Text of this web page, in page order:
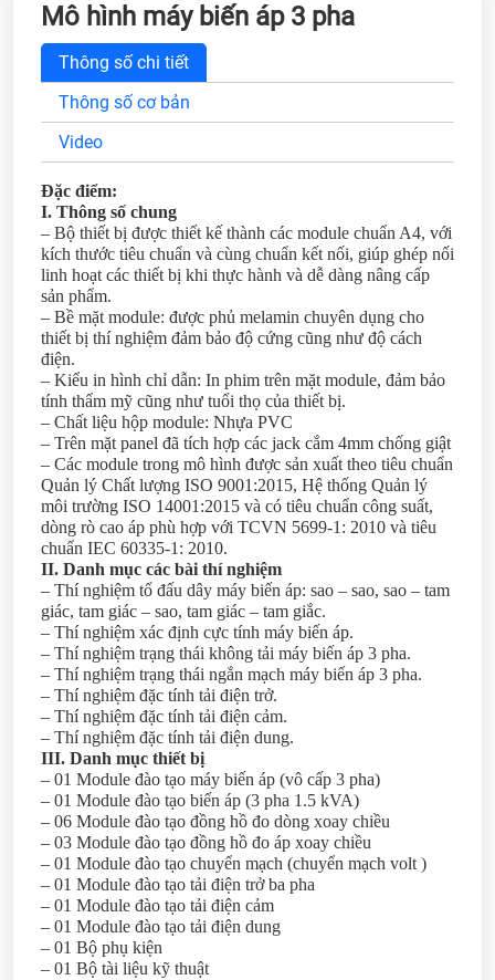
Mô hình máy biến áp 3 pha
Thông số chi tiết
Thông số cơ bản
Video
Đặc điểm:
I. Thông số chung
– Bộ thiết bị được thiết kế thành các module chuẩn A4, với
kích thước tiêu chuẩn và cùng chuẩn kết nối, giúp ghép nối
linh hoạt các thiết bị khi thực hành và dễ dàng nâng cấp
sản phẩm.
– Bề mặt module: được phủ melamin chuyên dụng cho
thiết bị thí nghiệm đảm bảo độ cứng cũng như độ cách
điện.
– Kiểu in hình chỉ dẫn: In phim trên mặt module, đảm bảo
tính thẩm mỹ cũng như tuổi thọ của thiết bị.
– Chất liệu hộp module: Nhựa PVC
– Trên mặt panel đã tích hợp các jack cắm 4mm chống giật
– Các module trong mô hình được sản xuất theo tiêu chuẩn
Quản lý Chất lượng ISO 9001:2015, Hệ thống Quản lý
môi trường ISO 14001:2015 và có tiêu chuẩn công suất,
dòng rò cao áp phù hợp với TCVN 5699-1: 2010 và tiêu
chuẩn IEC 60335-1: 2010.
II. Danh mục các bài thí nghiệm
– Thí nghiệm tổ đấu dây máy biến áp: sao – sao, sao – tam
giác, tam giác – sao, tam giác – tam giắc.
– Thí nghiệm xác định cực tính máy biến áp.
– Thí nghiệm trạng thái không tải máy biến áp 3 pha.
– Thí nghiệm trạng thái ngắn mạch máy biến áp 3 pha.
– Thí nghiệm đặc tính tải điện trở.
– Thí nghiệm đặc tính tải điện cảm.
– Thí nghiệm đặc tính tải điện dung.
III. Danh mục thiết bị
– 01 Module đào tạo máy biến áp (vô cấp 3 pha)
– 01 Module đào tạo biến áp (3 pha 1.5 kVA)
– 06 Module đào tạo đồng hồ đo dòng xoay chiều
– 03 Module đào tạo đồng hồ đo áp xoay chiều
– 01 Module đào tạo chuyển mạch (chuyển mạch volt )
– 01 Module đào tạo tải điện trở ba pha
– 01 Module đào tạo tải điện cảm
– 01 Module đào tạo tải điện dung
– 01 Bộ phụ kiện
– 01 Bộ tài liệu kỹ thuật